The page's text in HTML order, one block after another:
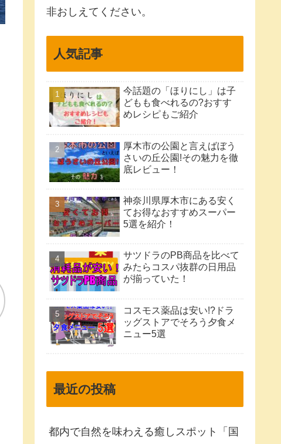
非おしえてください。
人気記事
今話題の「ほりにし」は子
どもも食べれるの?おすす
めレシピもご紹介
厚木市の公園と言えばぼう
さいの丘公園!その魅力を徹
底レビュー！
神奈川県厚木市にある安く
てお得なおすすめスーパー
5選を紹介！
サツドラのPB商品を比べて
みたらコスパ抜群の日用品
が揃っていた！
コスモス薬品は安い!?ドラ
ッグストアでそろう夕食メ
ニュー5選
最近の投稿
都内で自然を味わえる癒しスポット「国